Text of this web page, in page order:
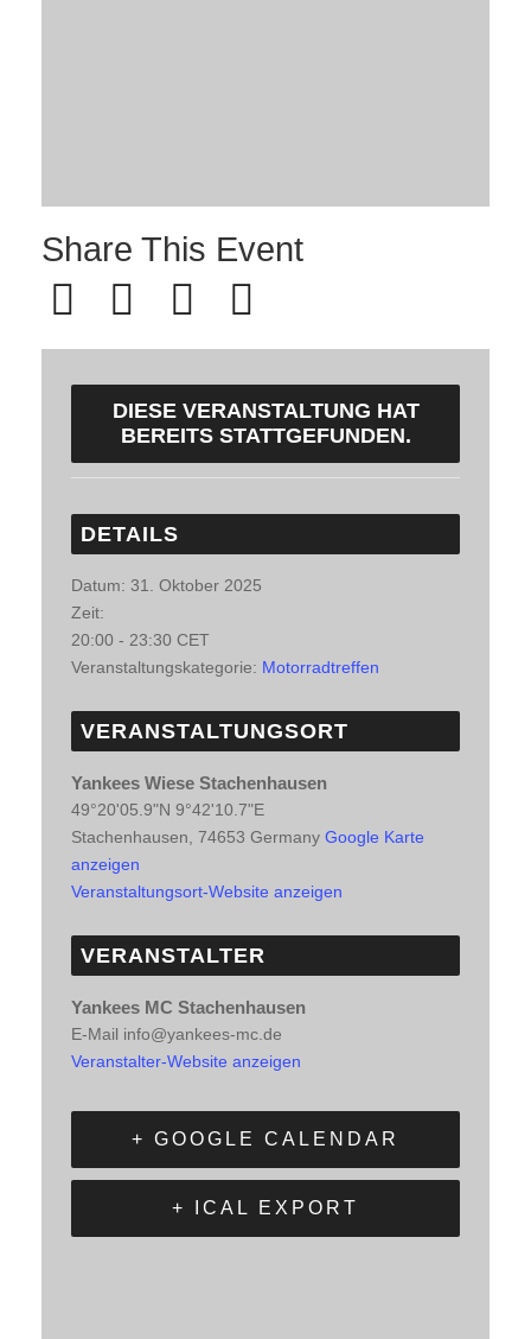
Share This Event
DIESE VERANSTALTUNG HAT
BEREITS STATTGEFUNDEN.
DETAILS
Datum: 31. Oktober 2025
Zeit:
20:00 - 23:30 CET
Veranstaltungskategorie: Motorradtreffen
VERANSTALTUNGSORT
Yankees Wiese Stachenhausen
49°20'05.9"N 9°42'10.7"E
Stachenhausen 74653 Germany Google Karte
anzeigen
Veranstaltungsort-Website anzeigen
VERANSTALTER
Yankees MC Stachenhausen
E-Mail info@yankees-mc.de
Veranstalter-Website anzeigen
+ GOOGLE CALENDAR
+ ICAL EXPORT